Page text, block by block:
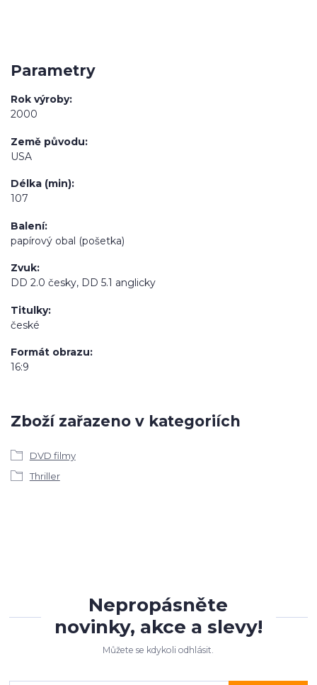
Parametry
Rok výroby
2000
Země původu
USA
Délka (min)
107
Balení
papírový obal (pošetka)
Zvuk
DD 2.0 česky, DD 5.1 anglicky
Titulky
české
Formát obrazu
16:9
Zboží zařazeno v kategoriích
DVD filmy
Thriller
Nepropásněte
novinky, akce a slevy!
Můžete se kdykoli odhlásit.